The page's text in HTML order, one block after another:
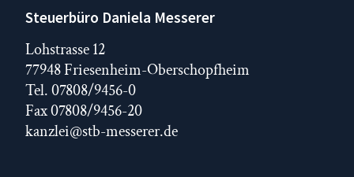
Steuerbüro Daniela Messerer
Lohstrasse 12
77948 Friesenheim-Oberschopfheim
Tel. 07808/9456-0
Fax 07808/9456-20
kanzlei@stb-messerer.de